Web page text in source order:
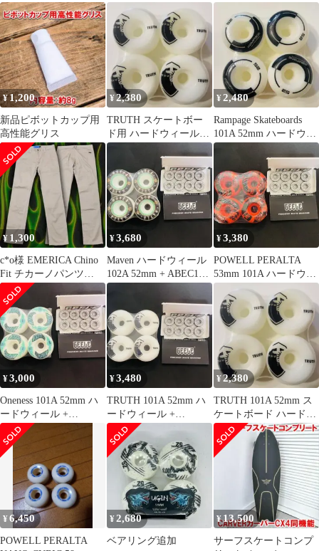
ABEC11ベアリングセッ
ト
Tom Asta 53mm 95A
ール
¥ 1,200
新品ピボットカップ用
高性能グリス
¥2,380
TRUTH スケートボー
ド用 ハードウィール
52mm 101A（4個セッ
¥2,480
Rampage Skateboards
101A 52mm ハードウィ
ール
¥ 1,300
c*o様 EMERICA Chino
Fit チカーノパンツ
Vintage ス
¥3,680
Maven ハードウィール
102A 52mm + ABEC11
ベアリング
¥3,380
POWELL PERALTA
53mm 101A ハードウィ
ール+ベアリング
¥3,000
Oneness 101A 52mm ハ
ードウィール +
ABEC11ベアリング
¥3,480
TRUTH 101A 52mm ハ
ードウィール +
ABEC11ベアリング
¥2,380
TRUTH 101A 52mm ス
ケートボード ハードウ
ィール 4個セット
¥6,450
POWELL PERALTA
¥2,680
ベアリング追加
¥13,500
サーフスケートコンプ